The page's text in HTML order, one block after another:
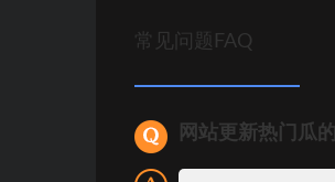
常见问题FAQ
网站更新热门瓜